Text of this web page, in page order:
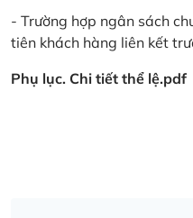
- Trường hợp ngân sách
tiên khách hàng liên kết
Phụ lục. Chi tiết thể lệ.pdf